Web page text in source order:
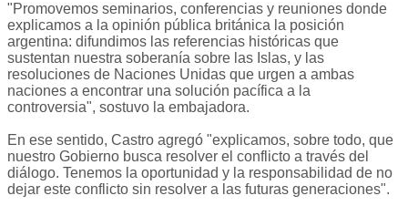
"Promovemos seminarios, conferencias y reuniones donde
explicamos a la opinión pública británica la posición
argentina: difundimos las referencias históricas que
sustentan nuestra soberanía sobre las Islas, y las
resoluciones de Naciones Unidas que urgen a ambas
naciones a encontrar una solución pacífica a la
controversia", sostuvo la embajadora.
En ese sentido, Castro agregó "explicamos, sobre todo, que
nuestro Gobierno busca resolver el conflicto a través del
diálogo. Tenemos la oportunidad y la responsabilidad de no
dejar este conflicto sin resolver a las futuras generaciones".